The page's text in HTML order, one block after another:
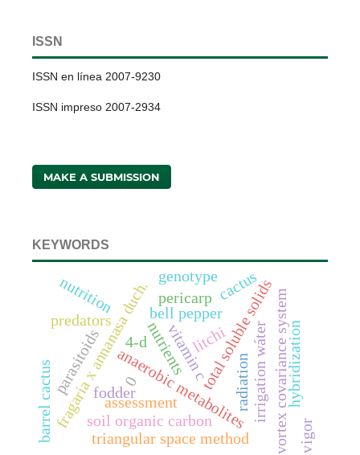
ISSN
ISSN en línea 2007-9230
ISSN impreso 2007-2934
MAKE A SUBMISSION
KEYWORDS
fragaria x annanasa duch.anaerobic metabolites
total soluble solids
vitamin c
soil organic carbon
bell pepper
triangular space method vortex covariance system
predators
parasitoids
assessment irrigation wáterhybridization
litchi
nutrition pericarp
radiation
nutrients
vigor
barrel cactus
cactus
0
4-d
fodder
genotype